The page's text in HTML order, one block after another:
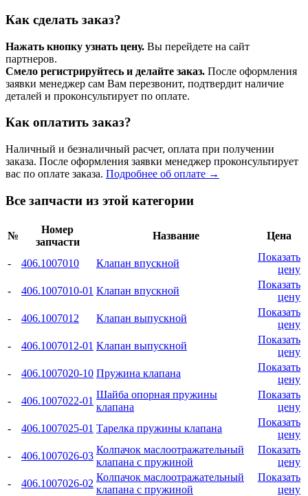
Как сделать заказ?
Нажать кнопку узнать цену. Вы перейдете на сайт
партнеров.
Смело регистрируйтесь и делайте заказ. После оформления
заявки менеджер сам Вам перезвонит, подтвердит наличие
деталей и проконсультирует по оплате.
Как оплатить заказ?
Наличный и безналичный расчет, оплата при получении
заказа. После оформления заявки менеджер проконсультирует
вас по оплате заказа. Подробнее об оплате →
Все запчасти из этой категории
№
Номер
запчасти
Название Цена
- 406.1007010 Клапан впускной
Показать
цену
-
406.1007010-01 Клапан впускной
Показать
цену
-
406.1007012 Клапан выпускной
Показать
цену
-
406.1007012-01 Клапан выпускной
Показать
цену
-
406.1007020-10 Пружина клапана
Показать
цену
-
406.1007022-01
Шайба опорная пружины
клапана
Показать
цену
-
406.1007025-01 Тарелка пружины клапана
Показать
цену
-
406.1007026-03
Колпачок маслоотражательный
клапана с пружиной
Показать
цену
-
406.1007026-02
Колпачок маслоотражательный
клапана с пружиной
Показать
цену